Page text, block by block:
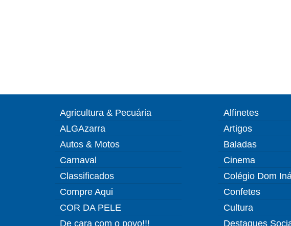
Agricultura & Pecuária
ALGAzarra
Autos & Motos
Carnaval
Classificados
Compre Aqui
COR DA PELE
De cara com o povo!!!
Alfinetes
Artigos
Baladas
Cinema
Colégio Dom
Confetes
Cultura
Destaques